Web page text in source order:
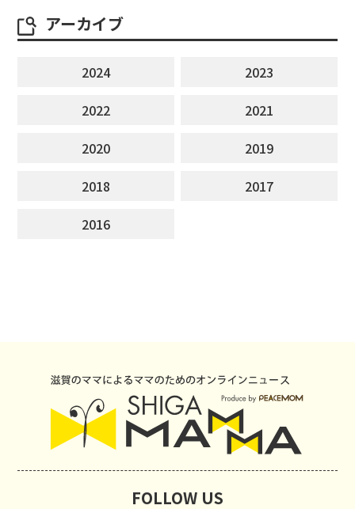
アーカイブ
2024
2023
2022
2021
2020
2019
2018
2017
2016
FOLLOW US